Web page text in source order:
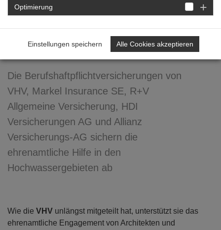
Ehrenamtliche Hilfe
versichern
Die Berufshaftpflichtversicherungen von
VHV, Markel Insurance SE, R+V
Allgemeine Versicherung, HDI
Versicherungen AG und Allianz
Versicherungs-AG sichern die
ehrenamtliche Hilfe in den
Hochwassergebieten ab
Wie die VHV unlängst mitgeteilt hat, unterstützt sie das
ehrenamtliche Engagement von Architekten und
Optimierung
Einstellungen speichern Alle Cookies akzeptieren